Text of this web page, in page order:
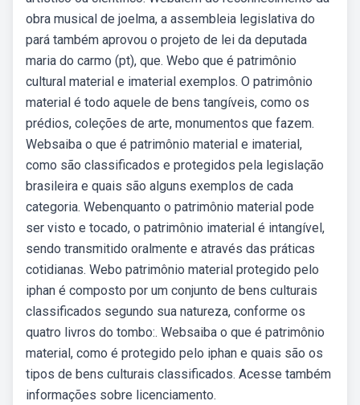
obra musical de joelma, a assembleia legislativa do
pará também aprovou o projeto de lei da deputada
maria do carmo (pt), que. Webo que é patrimônio
cultural material e imaterial exemplos. O patrimônio
material é todo aquele de bens tangíveis, como os
prédios, coleções de arte, monumentos que fazem.
Websaiba o que é patrimônio material e imaterial,
como são classificados e protegidos pela legislação
brasileira e quais são alguns exemplos de cada
categoria. Webenquanto o patrimônio material pode
ser visto e tocado, o patrimônio imaterial é intangível,
sendo transmitido oralmente e através das práticas
cotidianas. Webo patrimônio material protegido pelo
iphan é composto por um conjunto de bens culturais
classificados segundo sua natureza, conforme os
quatro livros do tombo:. Websaiba o que é patrimônio
material, como é protegido pelo iphan e quais são os
tipos de bens culturais classificados. Acesse também
informações sobre licenciamento.